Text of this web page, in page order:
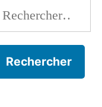
Rechercher :